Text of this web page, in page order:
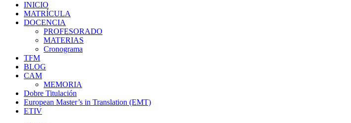
INICIO
MATRÍCULA
DOCENCIA
PROFESORADO
MATERIAS
Cronograma
TFM
BLOG
CAM
MEMORIA
Dobre Titulación
European Master’s in Translation (EMT)
ETIV